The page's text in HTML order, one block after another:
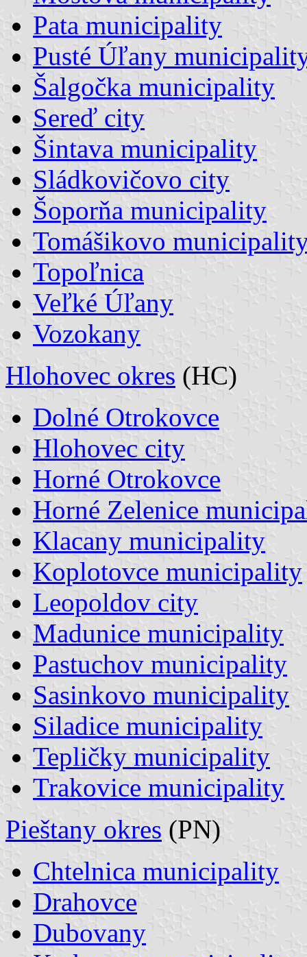
Pata municipality
Pusté Úľany
Šalgočka municipality
Sereď city
Šintava municipality
Sládkovičovo city
Šoporňa municipality
Tomášikovo
Topoľnica
Veľké Úľany
Vozokany
Hlohovec okres (HC)
Dolné Otrokovce
Hlohovec city
Horné Otrokovce
Horné Zelenice
Klacany municipality
Koplotovce municipality
Leopoldov city
Madunice municipality
Pastuchov municipality
Sasinkovo municipality
Siladice municipality
Tepličky municipality
Trakovice municipality
Pieštany okres (PN)
Chtelnica municipality
Drahovce
Dubovany